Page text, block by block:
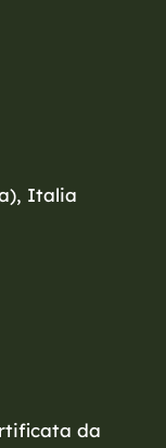
Italia
da